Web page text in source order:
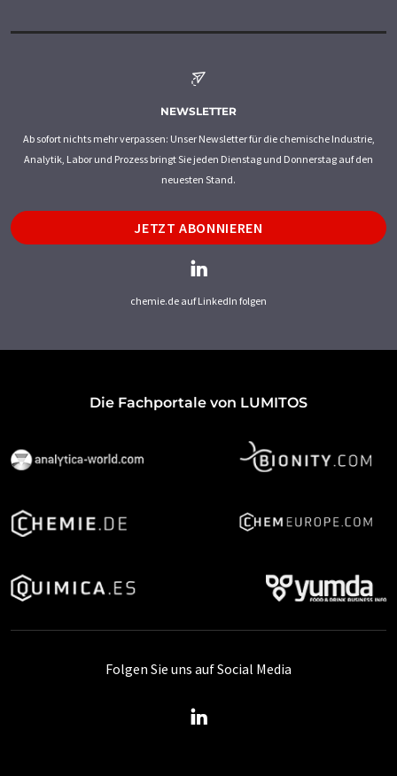
NEWSLETTER
Ab sofort nichts mehr verpassen: Unser Newsletter für die chemische Industrie,
Analytik, Labor und Prozess bringt Sie jeden Dienstag und Donnerstag auf den
neuesten Stand.
JETZT ABONNIEREN
chemie.de auf LinkedIn folgen
Die Fachportale von LUMITOS
Folgen Sie uns auf Social Media